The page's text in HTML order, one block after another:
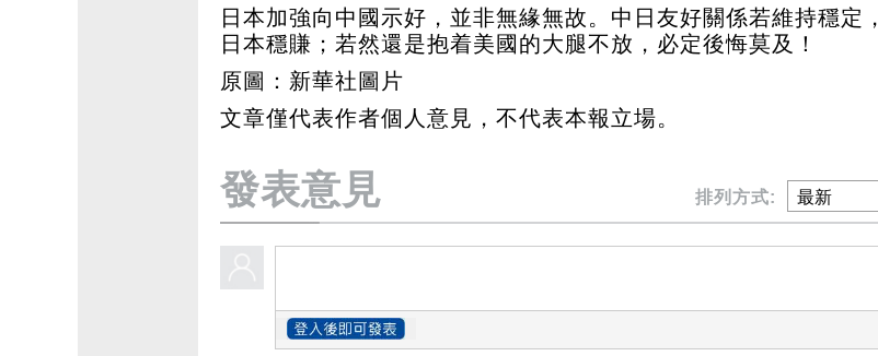
日本加強向中國示好，並非無緣無故。中日友好關係若維持穩定，
日本穩賺；若然還是抱着美國的大腿不放，必定後悔莫及！
原圖：新華社圖片
文章僅代表作者個人意見，不代表本報立場。
發表意見 排列方式: